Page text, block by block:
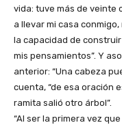
vida: tuve más de veinte
a llevar mi casa
la capacidad de construir
mis pensamientos”. Y
anterior: “Una cabeza
cuenta, “de esa oración
ramita salió otro árbol”.
“Al ser la primera vez